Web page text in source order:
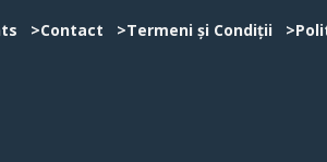
>Contact >Termeni și Condiții